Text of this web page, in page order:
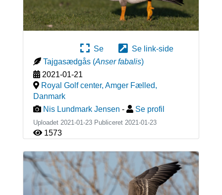
Se
Se link-side
Tajgasædgås (Anser fabalis)
2021-01-21
Royal Golf center, Amger Fælled,
Danmark
Nis Lundmark Jensen - Se profil
Uploadet 2021-01-23 Publiceret 2021-01-23
1573